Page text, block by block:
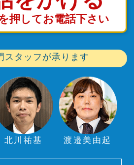
押してお電話下さい
スタッフが承ります
北川祐基 渡邉美由起